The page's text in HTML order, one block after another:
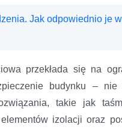
Jak odpowiednio je
przekłada się na
budynku –
takie jak
izolacji oraz